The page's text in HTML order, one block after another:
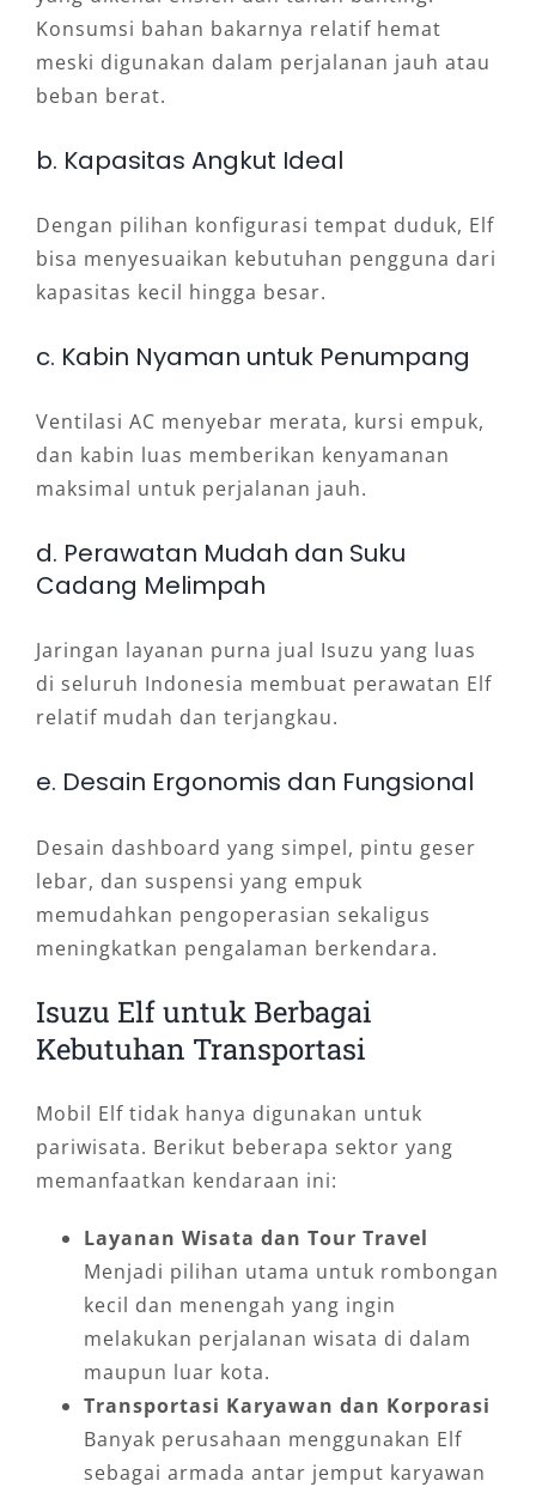
Konsumsi bahan bakarnya relatif hemat
meski digunakan dalam perjalanan jauh atau
beban berat.
b. Kapasitas Angkut Ideal
Dengan pilihan konfigurasi tempat duduk, Elf
bisa menyesuaikan kebutuhan pengguna dari
kapasitas kecil hingga besar.
c. Kabin Nyaman untuk Penumpang
Ventilasi AC menyebar merata, kursi empuk,
dan kabin luas memberikan kenyamanan
maksimal untuk perjalanan jauh.
d. Perawatan Mudah dan Suku
Cadang Melimpah
Jaringan layanan purna jual Isuzu yang luas
di seluruh Indonesia membuat perawatan Elf
relatif mudah dan terjangkau.
e. Desain Ergonomis dan Fungsional
Desain dashboard yang simpel, pintu geser
lebar, dan suspensi yang empuk
memudahkan pengoperasian sekaligus
meningkatkan pengalaman berkendara.
Isuzu Elf untuk Berbagai
Kebutuhan Transportasi
Mobil Elf tidak hanya digunakan untuk
pariwisata. Berikut beberapa sektor yang
memanfaatkan kendaraan ini:
Layanan Wisata dan Tour Travel
Menjadi pilihan utama untuk rombongan
kecil dan menengah yang ingin
melakukan perjalanan wisata di dalam
maupun luar kota.
Transportasi Karyawan dan Korporasi
Banyak perusahaan menggunakan Elf
sebagai armada antar jemput karyawan